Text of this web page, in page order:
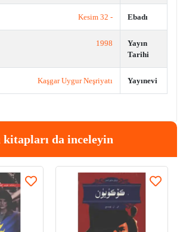
Ebadı
- 32 Kesim
Yayın
Tarihi
1998
Yayınevi
Kaşgar Uygur Neşriyatı
kitapları da inceleyin